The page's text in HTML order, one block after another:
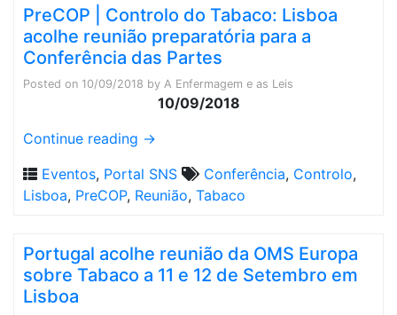
PreCOP | Controlo do Tabaco: Lisboa
acolhe reunião preparatória para a
Conferência das Partes
Posted on 10/09/2018 by A Enfermagem e as Leis
10/09/2018
Continue reading →
Eventos, Portal SNS Conferência, Controlo,
Lisboa, PreCOP, Reunião, Tabaco
Portugal acolhe reunião da OMS Europa
sobre Tabaco a 11 e 12 de Setembro em
Lisboa